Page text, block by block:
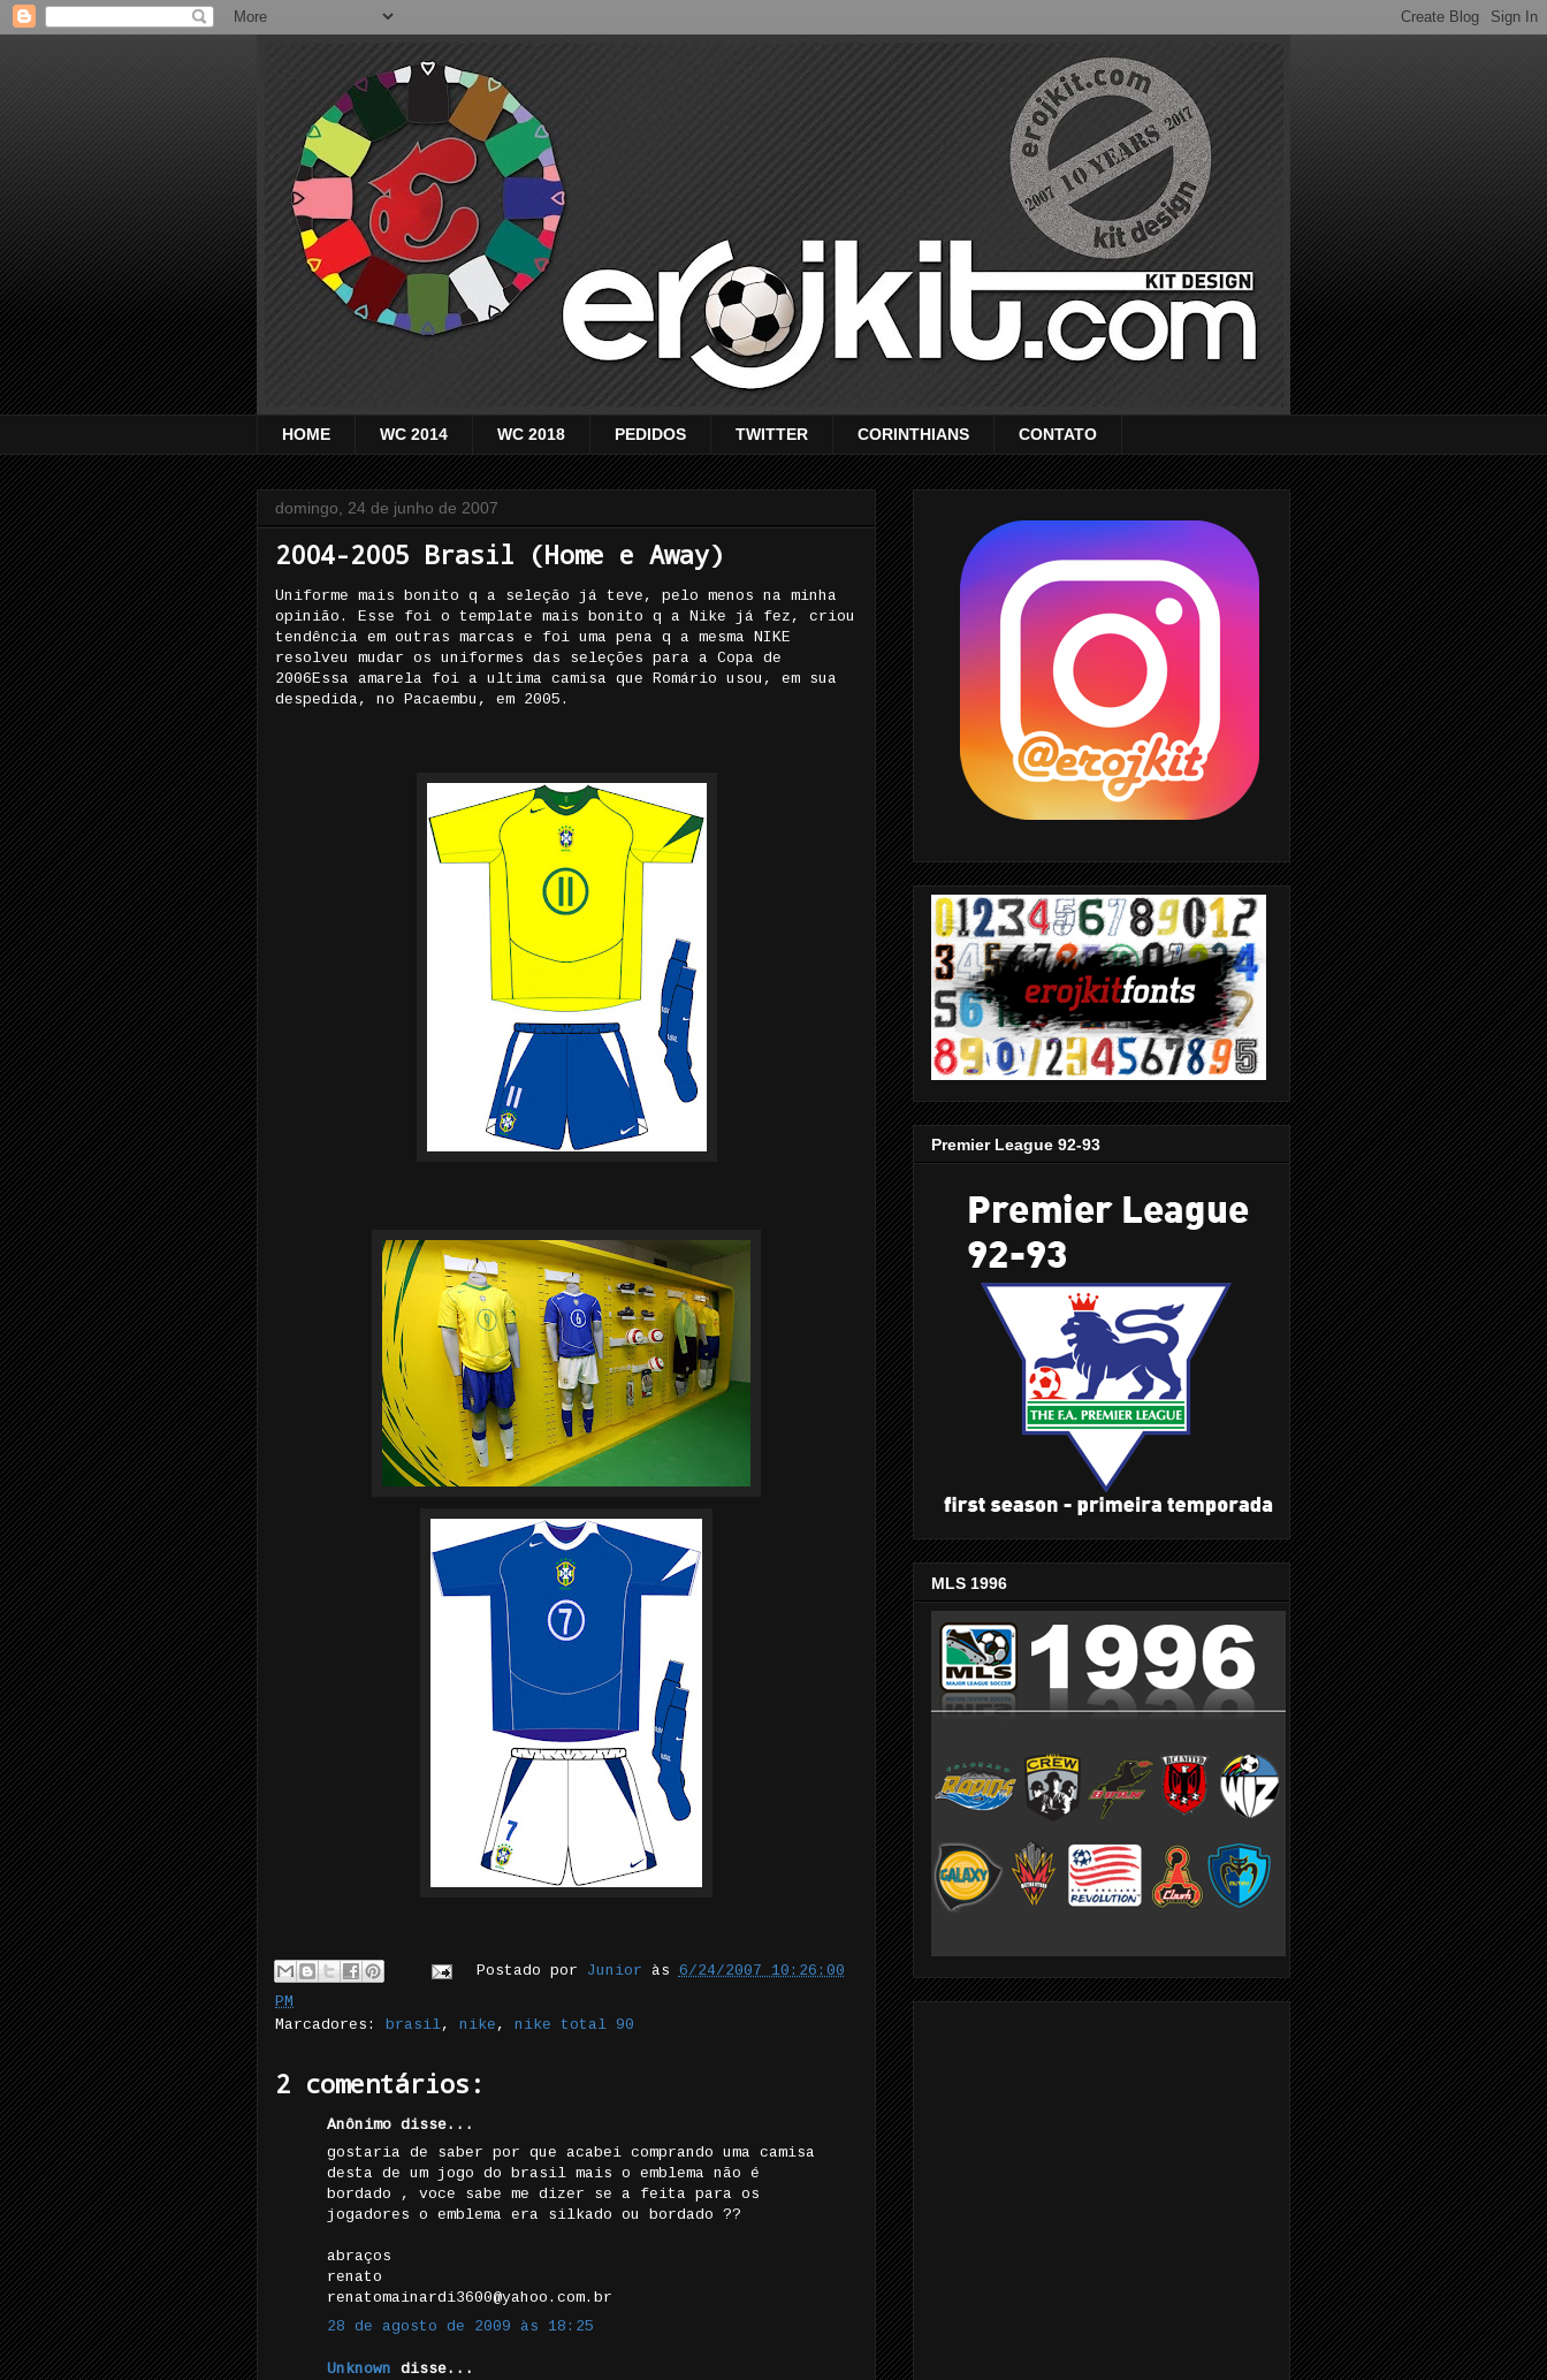
HOME WC 2014 WC 2018 PEDIDOS TWITTER CORINTHIANS CONTATO
domingo, 24 de junho de 2007
2004-2005 Brasil (Home e Away)
Uniforme mais bonito q a seleção já teve, pelo menos na minha
opinião. Esse foi o template mais bonito q a Nike já fez, criou
tendência em outras marcas e foi uma pena q a mesma NIKE
resolveu mudar os uniformes das seleções para a Copa de
2006Essa amarela foi a ultima camisa que Romário usou, em sua
despedida, no Pacaembu, em 2005.
Postado por Junior às 6/24/2007 10:26:00
PM
Marcadores:
brasil, nike , nike total 90
2 comentários:
Anônimo disse...
gostaria de saber por que acabei comprando uma camisa
desta de um jogo do brasil mais o emblema não é
bordado , voce sabe me dizer se a feita para os
jogadores o emblema era silkado ou bordado ??
abraços
renato
renatomainardi3600@yahoo.com.br
28 de agosto de 2009 às 18:25
Unknown disse...
Premier League 92-93
MLS 1996